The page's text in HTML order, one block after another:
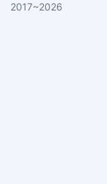
2017~2026